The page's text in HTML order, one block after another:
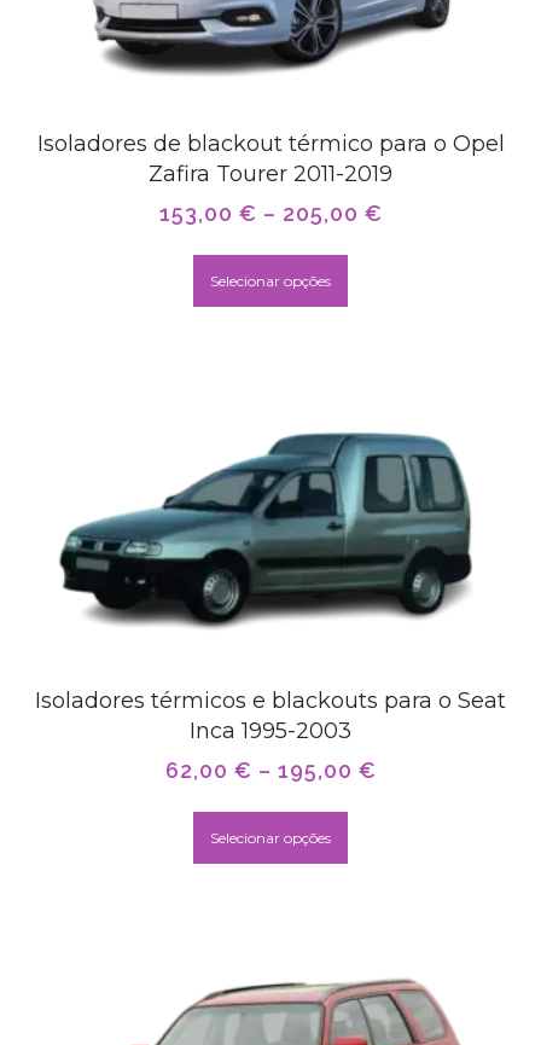
Isoladores de blackout térmico para o Opel
Zafira Tourer 2011-2019
153,00 € – 205,00 €
Selecionar opções
Isoladores térmicos e blackouts para o Seat
Inca 1995-2003
62,00 € – 195,00 €
Selecionar opções